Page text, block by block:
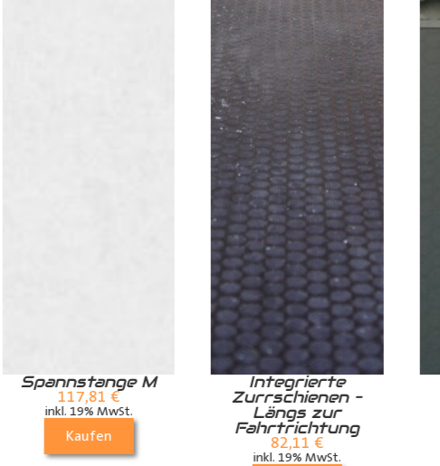
Spannstange M
117,81 €
inkl. 19% MwSt.
Kaufen
Integrierte
Zurrschienen –
Längs zur
Fahrtrichtung
82,11 €
inkl. 19% MwSt.